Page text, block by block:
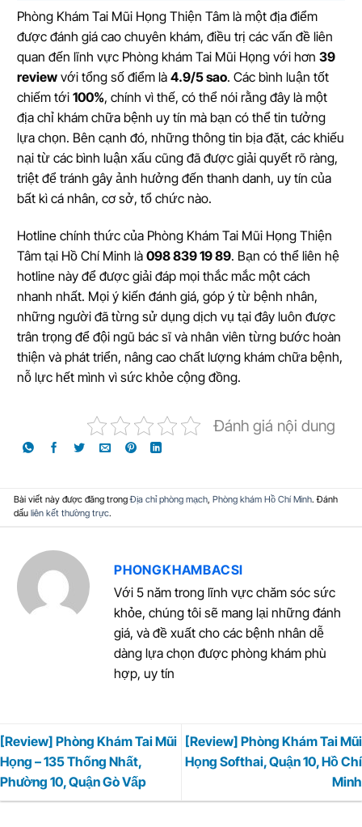
Phòng Khám Tai Mũi Họng Thiện Tâm là một địa điểm
được đánh giá cao chuyên khám, điều trị các vấn đề liên
quan đến lĩnh vực Phòng khám Tai Mũi Họng với hơn 39
review với tổng số điểm là 4.9/5 sao. Các bình luận tốt
chiếm tới 100%, chính vì thế, có thể nói rằng đây là một
địa chỉ khám chữa bệnh uy tín mà bạn có thể tin tưởng
lựa chọn. Bên cạnh đó, những thông tin bịa đặt, các khiếu
nại từ các bình luận xấu cũng đã được giải quyết rõ ràng,
triệt để tránh gây ảnh hưởng đến thanh danh, uy tín của
bất kì cá nhân, cơ sở, tổ chức nào.
Hotline chính thức của Phòng Khám Tai Mũi Họng Thiện
Tâm tại Hồ Chí Minh là 098 839 19 89. Bạn có thể liên hệ
hotline này để được giải đáp mọi thắc mắc một cách
nhanh nhất. Mọi ý kiến đánh giá, góp ý từ bệnh nhân,
những người đã từng sử dụng dịch vụ tại đây luôn được
trân trọng để đội ngũ bác sĩ và nhân viên từng bước hoàn
thiện và phát triển, nâng cao chất lượng khám chữa bệnh,
nỗ lực hết mình vì sức khỏe cộng đồng.
Đánh giá nội dung
Bài viết này được đăng trongĐịa chỉ phòng mạch, Phòng khám Hồ Chí Minh. Đánh
dấu liên kết thường trực.
PHONGKHAMBACSI
Với 5 năm trong lĩnh vực chăm sóc sức
khỏe, chúng tôi sẽ mang lại những đánh
giá, và đề xuất cho các bệnh nhân dễ
dàng lựa chọn được phòng khám phù
hợp, uy tín
[Review] Phòng Khám Tai Mũi
Họng – 135 Thống Nhất,
Phường 10, Quận Gò Vấp
[Review] Phòng Khám Tai Mũi
Họng Softhai, Quận 10, Hồ Chí
Minh